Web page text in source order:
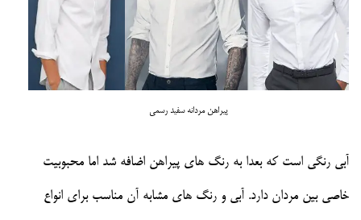
پیراهن مردانه سفید رسمی
آبی رنگی است که بعدا به رنگ های پیراهن اضافه شد اما محبوبیت
خاصی بین مردان دارد. آبی و رنگ های مشابه آن مناسب برای انواع